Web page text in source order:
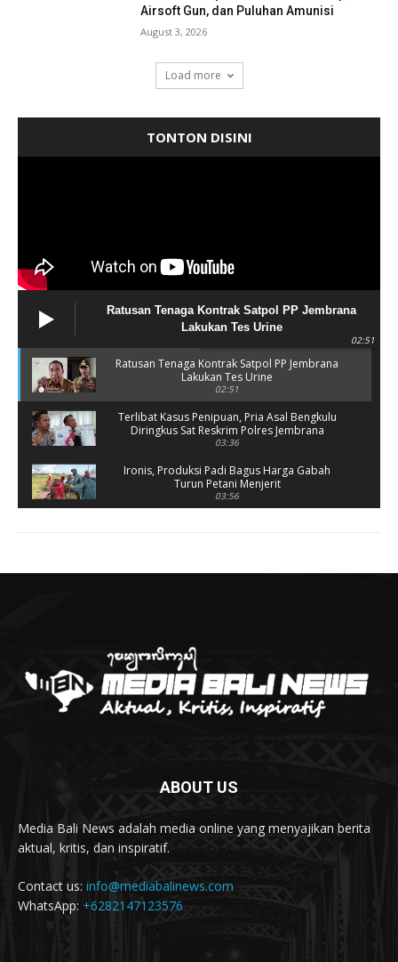
Airsoft Gun, dan Puluhan Amunisi
August 3, 2026
Load more
TONTON DISINI
Ratusan Tenaga Kontrak Satpol PP Jembrana
Lakukan Tes Urine
02:51
Ratusan Tenaga Kontrak Satpol PP Jembrana
Lakukan Tes Urine
02:51
Terlibat Kasus Penipuan, Pria Asal Bengkulu
Diringkus Sat Reskrim Polres Jembrana
03:36
Ironis, Produksi Padi Bagus Harga Gabah
Turun Petani Menjerit
03:56
Polres Jembrana Bekuk Pelaku Pencurian
Ungkap Penyebab Kebakaran Pasar Lelateng,
Polda Bali Terjunkan Tim Labfor
02:57
Diduga OC, Mobil Hantam Pos Polisi di Melaya
Warga Melaya Antusias Sambut Kedatangan
Kuras Ratusan Juta Uang Warga Jembrana, Pria
Sumatra Dibekuk Polisi
Senang Jokowi Datang di Jembrana, Warga
ABOUT US
Media Bali News adalah media online yang menyajikan berita
aktual, kritis, dan inspiratif.
Contact us: info@mediabalinews.com
WhatsApp: +6282147123576